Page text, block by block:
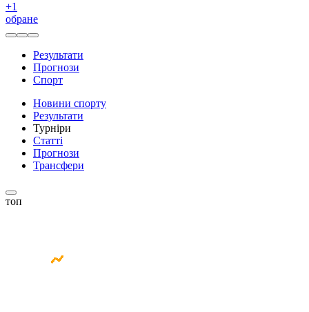
+1
обране
Результати
Прогнози
Спорт
Новини спорту
Результати
Турніри
Статті
Прогнози
Трансфери
топ